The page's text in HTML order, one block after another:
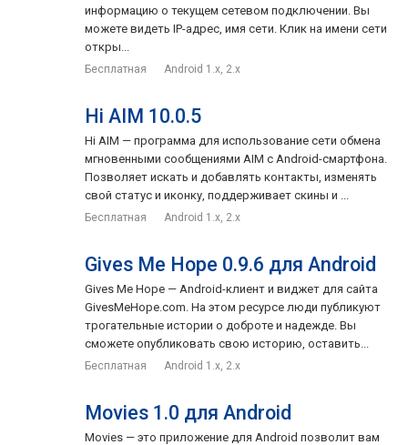
информацию о текущем сетевом подключении. Вы
можете видеть IP-адрес, имя сети. Клик на имени сети
откры...
Бесплатная Android 1.x, 2.x
Hi AIM 10.0.5
Hi AIM — программа для использование сети обмена
мгновенными сообщениями AIM с Android-смартфона.
Позволяет искать и добавлять контакты, изменять
свой статус и иконку, поддерживает скины и ...
Бесплатная Android 1.x, 2.x
Gives Me Hope 0.9.6 для Android
Gives Me Hope — Android-клиент и виджет для сайта
GivesMeHope.com. На этом ресурсе люди публикуют
трогательные истории о доброте и надежде. Вы
сможете опубликовать свою историю, оставить...
Бесплатная Android 1.x, 2.x
Movies 1.0 для Android
Movies — это приложение для Android позволит вам